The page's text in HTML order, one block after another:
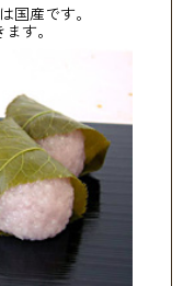
国産です。
す。